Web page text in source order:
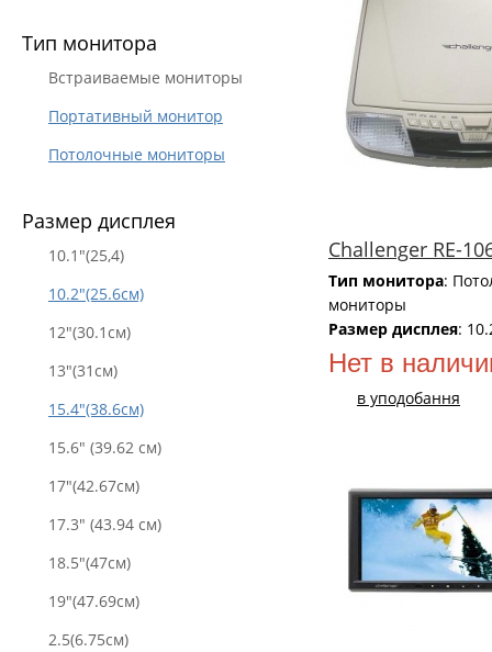
Тип монитора
Встраиваемые мониторы
Портативный монитор
Потолочные мониторы
Размер дисплея
10.1"(25,4)
10.2"(25.6см)
12"(30.1см)
13"(31см)
15.4"(38.6см)
15.6" (39.62 см)
17"(42.67см)
17.3" (43.94 см)
18.5"(47см)
19"(47.69см)
2.5(6.75см)
Challenger RE-
Тип монитора:
мониторы
Размер дисплея:
Нет в
в уподобання